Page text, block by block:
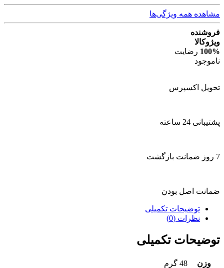
مشاهده همه ویژگی‌ها
فروشنده
ویژوکالا
100% رضایت
ناموجود
تحویل اکسپرس
پشتیبانی 24 ساعته
7 روز ضمانت بازگشت
ضمانت اصل بودن
توضیحات تکمیلی
نظرات (0)
توضیحات تکمیلی
وزن 48 گرم